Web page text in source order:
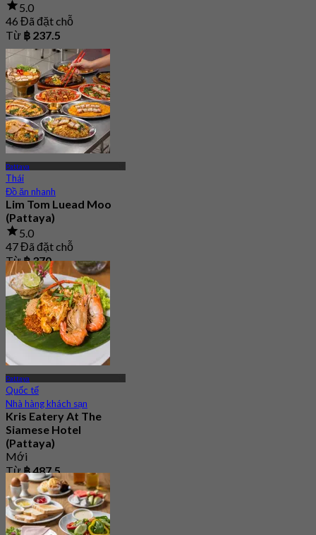
5.0
46 Đã đặt chỗ
Từ ฿ 237.5
Pattaya
Thái
Đồ ăn nhanh
Lim Tom Luead Moo
(Pattaya)
5.0
47 Đã đặt chỗ
Từ฿ 370
Pattaya
Quốc tế
Nhà hàng khách sạn
Kris Eatery At The
Siamese Hotel
(Pattaya)
Mới
Từ฿ 487.5